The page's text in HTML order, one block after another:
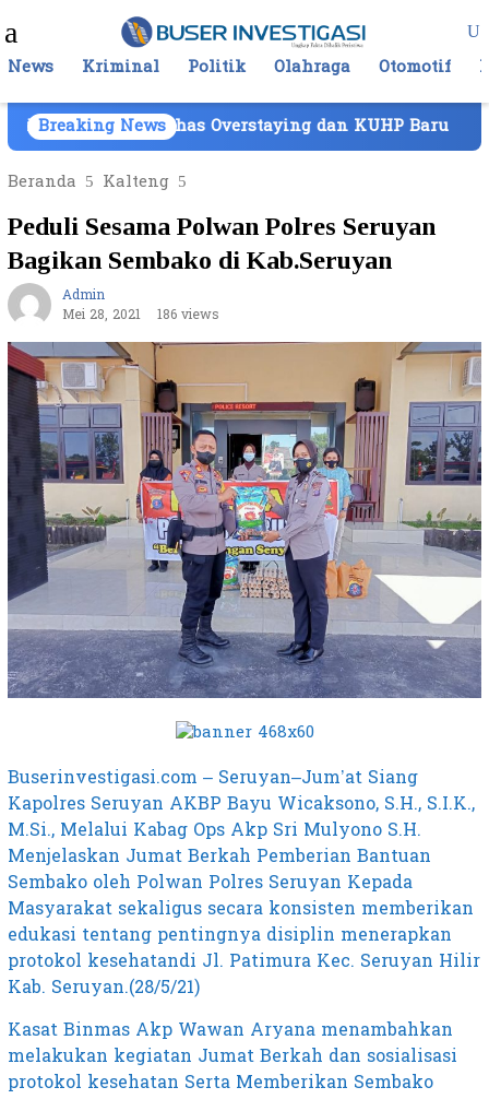
ke
konten
Mobile
News Kriminal Politik Olahraga Otomotif
Breaking News
Bahas Overstaying dan KUHP Baru
BNN
Beranda
Kalteng
Peduli Sesama Polwan Polres Seruyan
Bagikan Sembako di Kab.Seruyan
Admin
Mei 28, 2021
186 views
Buserinvestigasi.com – Seruyan–Jum’at Siang
Kapolres Seruyan AKBP Bayu Wicaksono, S.H., S.I.K.,
M.Si., Melalui Kabag Ops Akp Sri Mulyono S.H.
Menjelaskan Jumat Berkah Pemberian Bantuan
Sembako oleh Polwan Polres Seruyan Kepada
Masyarakat sekaligus secara konsisten memberikan
edukasi tentang pentingnya disiplin menerapkan
protokol kesehatandi Jl. Patimura Kec. Seruyan Hilir
Kab. Seruyan.(28/5/21)
Kasat Binmas Akp Wawan Aryana menambahkan
melakukan kegiatan Jumat Berkah dan sosialisasi
protokol kesehatan Serta Memberikan Sembako